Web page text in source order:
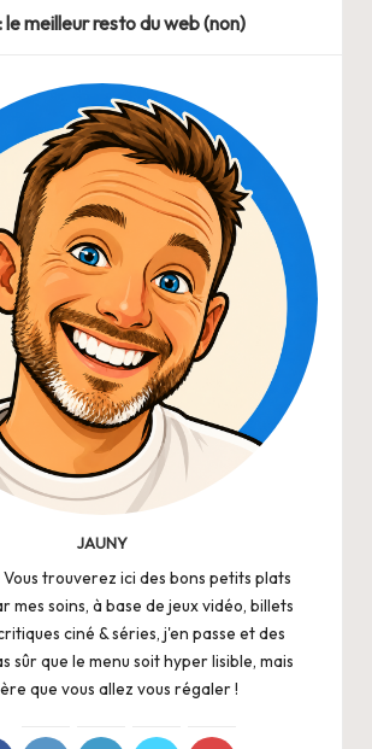
le meilleur resto du web (non)
JAUNY
Vous trouverez ici des bons petits plats
mes soins, à base de jeux vidéo, billets
ciné & séries, j'en passe et des
sûr que le menu soit hyper lisible, mais
que vous allez vous régaler !